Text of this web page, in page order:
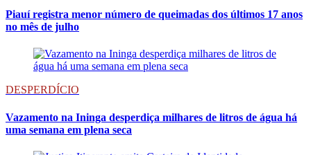
Piauí registra menor número de queimadas dos últimos 17 anos
no mês de julho
DESPERDÍCIO
Vazamento na Ininga desperdiça milhares de litros de água há
uma semana em plena seca